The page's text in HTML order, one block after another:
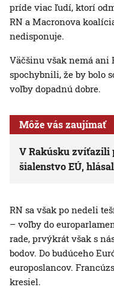
príde viac ľudí, ktorí
RN a Macronova
nedisponuje.
Väčšinu však nemá ani
spochybnili, že by bolo
voľby dopadnú dobre.
Môže vás zaujímať
V Rakúsku zvíťazili
šialenstvo EÚ,
RN sa však po nedeli
– voľby do
rade, prvýkrát však s
bodov. Do budúceho
europoslancov.
kresiel.